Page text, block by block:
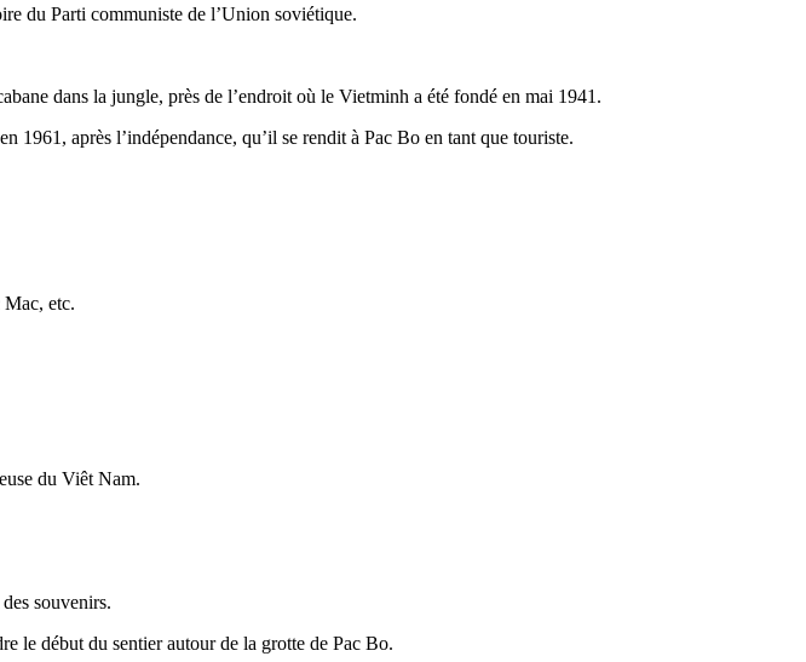
du Parti communiste de l’Union soviétique.
dans la jungle, près de l’endroit où le Vietminh a été fondé en mai 1941.
1961, après l’indépendance, qu’il se rendit à Pac Bo en tant que touriste.
Mac, etc.
du Viêt Nam.
souvenirs.
le début du sentier autour de la grotte de Pac Bo.